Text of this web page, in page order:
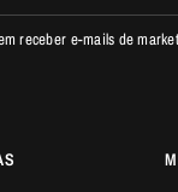
receber e-mails de